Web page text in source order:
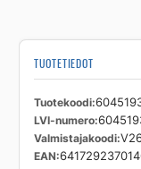
TUOTETIEDOT
Tuotekoodi
LVI-numero
Valmistajakoodi
EAN